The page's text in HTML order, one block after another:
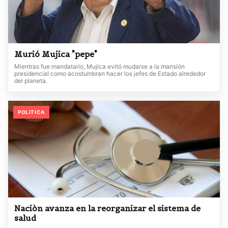
Murió Mujica "pepe"
Mientras fue mandatario, Mujica evitó mudarse a la mansión
presidencial como acostumbran hacer los jefes de Estado alrededor
del planeta.
POLITICA
Naciòn avanza en la reorganizar el sistema de
salud